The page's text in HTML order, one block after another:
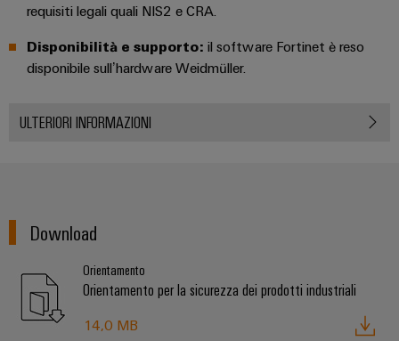
requisiti legali quali NIS2 e CRA.
Disponibilità e supporto: il software Fortinet è reso
disponibile sull’hardware Weidmüller.
ULTERIORI INFORMAZIONI
Download
Orientamento
Orientamento per la sicurezza dei prodotti industriali
14,0 MB